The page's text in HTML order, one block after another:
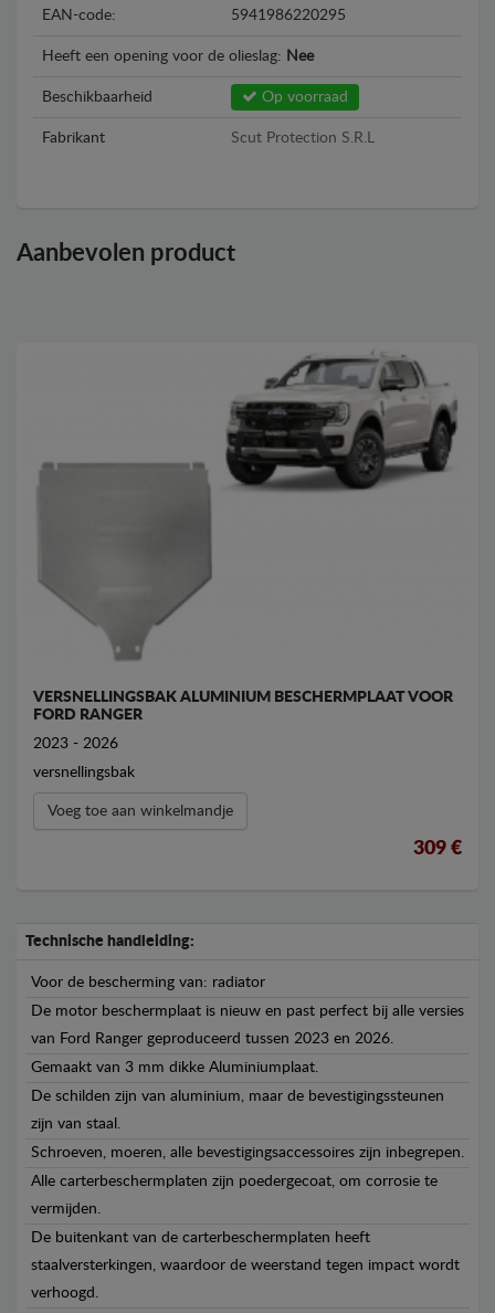
EAN-code: 5941986220295
Heeft een opening voor de olieslag: Nee
Beschikbaarheid Op voorraad
Fabrikant Scut Protection S.R.L
Aanbevolen product
VERSNELLINGSBAK ALUMINIUM BESCHERMPLAAT VOOR
FORD RANGER
2023 - 2026
versnellingsbak
Voeg toe aan winkelmandje
309 €
Technische handleiding:
Voor de bescherming van: radiator
De motor beschermplaat is nieuw en past perfect bij alle versies
van Ford Ranger geproduceerd tussen 2023 en 2026.
Gemaakt van 3 mm dikke Aluminiumplaat.
De schilden zijn van aluminium, maar de bevestigingssteunen
zijn van staal.
Schroeven, moeren, alle bevestigingsaccessoires zijn inbegrepen.
Alle carterbeschermplaten zijn poedergecoat, om corrosie te
vermijden.
De buitenkant van de carterbeschermplaten heeft
staalversterkingen, waardoor de weerstand tegen impact wordt
verhoogd.